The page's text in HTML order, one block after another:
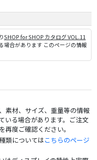
SHOP for SHOP カタログ VOL.11
場合があります このページの情報
素材、サイズ、重量等の情報
いる場合があります。ご注文
度ご確認ください。
類についてはこちらのページ